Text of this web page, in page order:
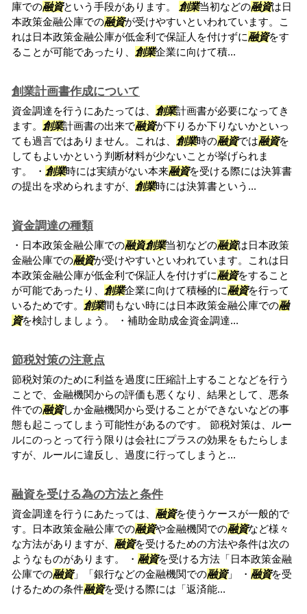
庫での融資という手段があります。 創業当初などの融資は日
本政策金融公庫での融資が受けやすいといわれています。こ
れは日本政策金融公庫が低金利で保証人を付けずに融資をす
ることが可能であったり、 創業企業に向けて積...
創業計画書作成について
資金調達を行うにあたっては、 創業計画書が必要になってき
ます。 創業計画書の出来で融資が下りるか下りないかといっ
ても過言ではありません。これは、 創業時の融資では融資を
してもよいかという判断材料が少ないことが挙げられま
す。 ・ 創業時には実績がない本来融資を受ける際には決算書
の提出を求められますが、 創業時には決算書という...
資金調達の種類
・日本政策金融公庫での融資創業当初などの融資は日本政策
金融公庫での融資が受けやすいといわれています。これは日
本政策金融公庫が低金利で保証人を付けずに融資をすること
が可能であったり、 創業企業に向けて積極的に融資を行って
いるためです。 創業間もない時には日本政策金融公庫での融
資を検討しましょう。 ・補助金助成金資金調達...
節税対策の注意点
節税対策のために利益を過度に圧縮計上することなどを行う
ことで、金融機関からの評価も悪くなり、結果として、悪条
件での融資しか金融機関から受けることができないなどの事
態も起こってしまう可能性があるのです。 節税対策は、ルー
ルにのっとって行う限りは会社にプラスの効果をもたらしま
すが、ルールに違反し、過度に行ってしまうと...
融資を受ける為の方法と条件
資金調達を行うにあたっては、 融資を使うケースが一般的で
す。日本政策金融公庫での融資や金融機関での融資など様々
な方法がありますが、 融資を受けるための方法や条件は次の
ようなものがあります。 ・ 融資を受ける方法「日本政策金融
公庫での融資」「銀行などの金融機関での融資」 ・ 融資を受
けるための条件融資を受ける際には「返済能...